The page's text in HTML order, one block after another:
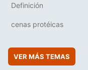
Definición
cenas protéicas
VER MÁS TEMAS